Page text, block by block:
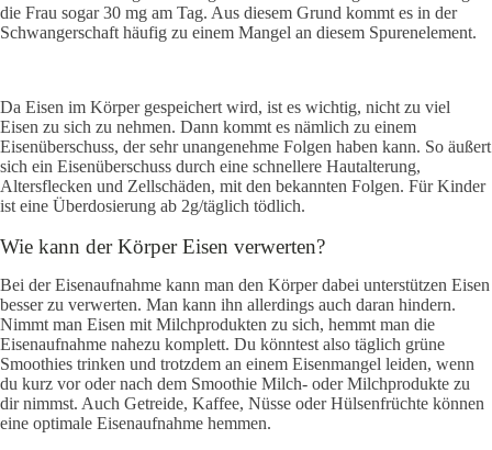
die Frau sogar 30 mg am Tag. Aus diesem Grund kommt es in der
Schwangerschaft häufig zu einem Mangel an diesem Spurenelement.
Da Eisen im Körper gespeichert wird, ist es wichtig, nicht zu viel
Eisen zu sich zu nehmen. Dann kommt es nämlich zu einem
Eisenüberschuss, der sehr unangenehme Folgen haben kann. So äußert
sich ein Eisenüberschuss durch eine schnellere Hautalterung,
Altersflecken und Zellschäden, mit den bekannten Folgen. Für Kinder
ist eine Überdosierung ab 2g/täglich tödlich.
Wie kann der Körper Eisen verwerten?
Bei der Eisenaufnahme kann man den Körper dabei unterstützen Eisen
besser zu verwerten. Man kann ihn allerdings auch daran hindern.
Nimmt man Eisen mit Milchprodukten zu sich, hemmt man die
Eisenaufnahme nahezu komplett. Du könntest also täglich grüne
Smoothies trinken und trotzdem an einem Eisenmangel leiden, wenn
du kurz vor oder nach dem Smoothie Milch- oder Milchprodukte zu
dir nimmst. Auch Getreide, Kaffee, Nüsse oder Hülsenfrüchte können
eine optimale Eisenaufnahme hemmen.